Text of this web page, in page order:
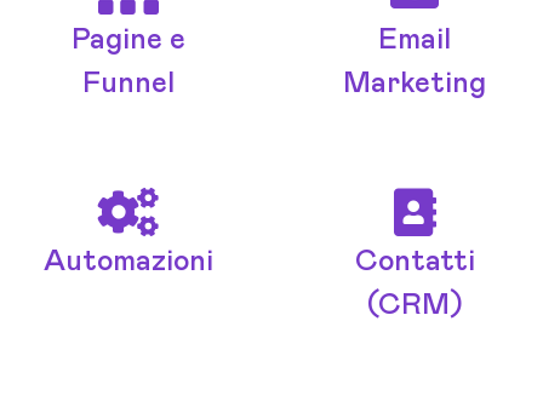
Pagine e
Funnel
Email
Marketing
Automazioni
Contatti
(CRM)